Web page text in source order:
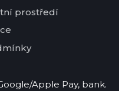
prostředí
Apple Pay, bank.